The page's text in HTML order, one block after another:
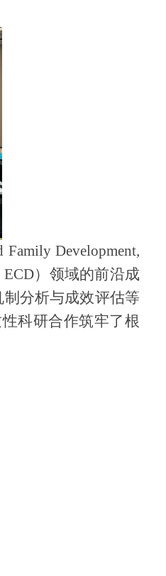
Development,
ECD）领域的前沿成
分析与成效评估等
科研合作筑牢了根